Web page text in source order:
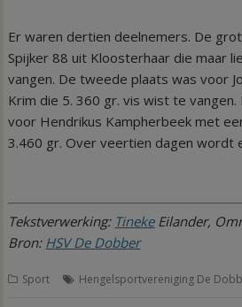
Er waren dertien deelnemers. De
Spijker 88 uit Kloosterhaar die maar
vangen. De tweede plaats was voor
Krim die 5. 360 gr. vis wist te
voor Hendrikus Kampherbeek met
3.460 gr. Over veertien dagen wordt
Tekstverwerking: TinekeEilander,
Bron: HSV De Dobber
Sport Hengelsportvereniging De